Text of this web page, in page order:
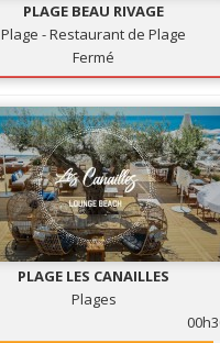
PLAGE BEAU RIVAGE
Plage - Restaurant de Plage
Fermé
PLAGE LES CANAILLES
Plages